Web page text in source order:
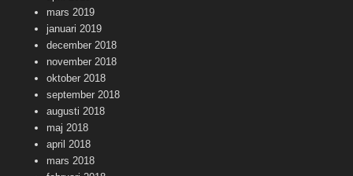
mars 2019
januari 2019
december 2018
november 2018
oktober 2018
september 2018
augusti 2018
maj 2018
april 2018
mars 2018